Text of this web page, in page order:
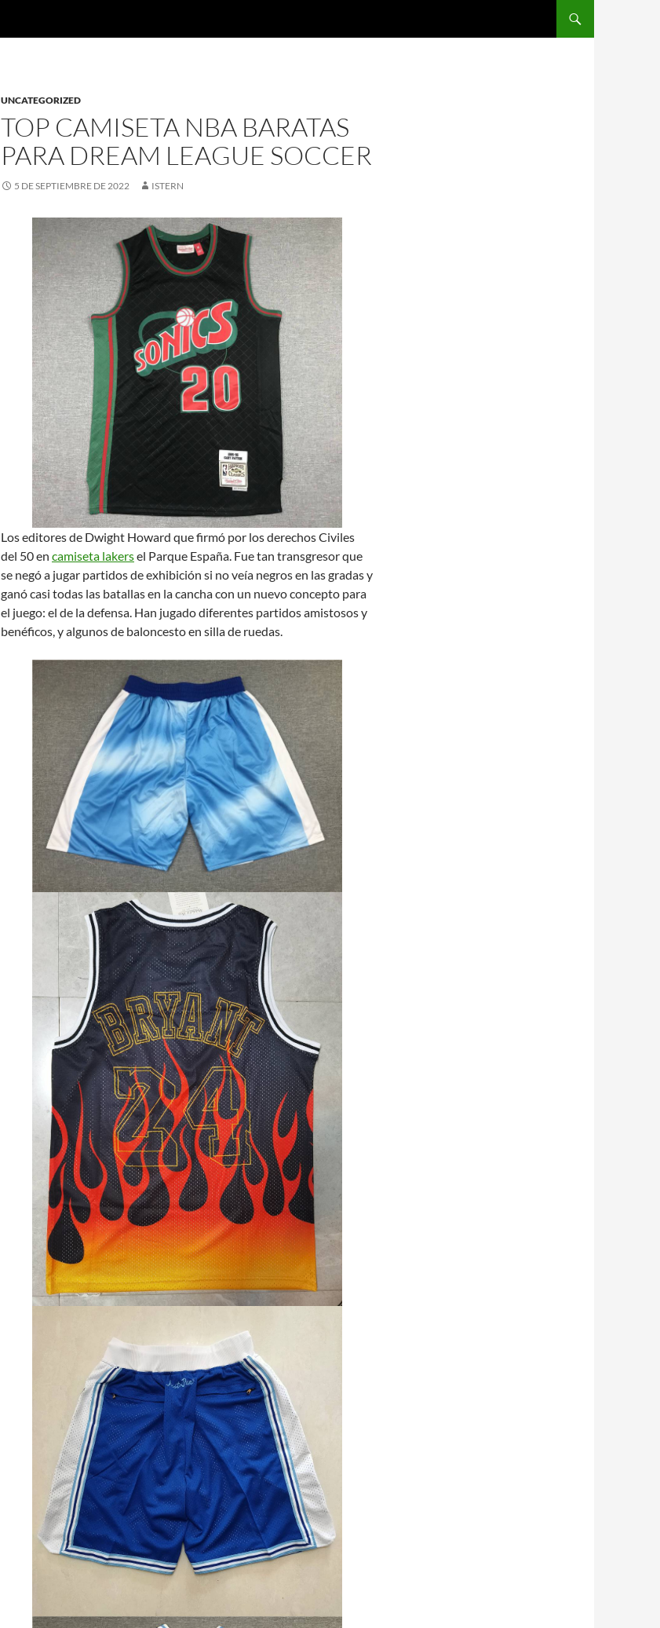
UNCATEGORIZED
TOP CAMISETA NBA BARATAS
PARA DREAM LEAGUE SOCCER
5 DE SEPTIEMBRE DE 2022 ISTERN
Los editores de Dwight Howard que firmó por los derechos Civiles
del 50 en camiseta lakersel Parque España. Fue tan transgresor que
se negó a jugar partidos de exhibición si no veía negros en las gradas y
ganó casi todas las batallas en la cancha con un nuevo concepto para
el juego: el de la defensa. Han jugado diferentes partidos amistosos y
benéficos, y algunos de baloncesto en silla de ruedas.